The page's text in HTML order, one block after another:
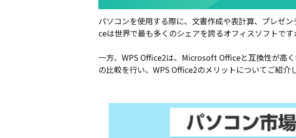
パソコンを使用する際に、文書作成や表計算、プレゼ
ceは世界で最も多くのシェアを誇るオフィスソフトです
一方、WPS Office2は、Microsoft Officeと互換性が高
の比較を行い、WPS Office2のメリットについてご紹介し